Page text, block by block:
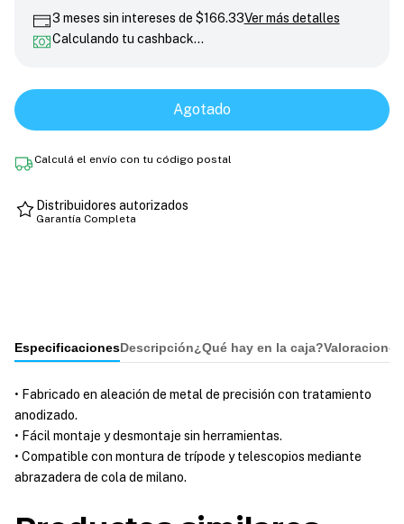
3 meses sin intereses de $166.33Ver más detalles
Calculando tu cashback…
Calculá el envío con tu código postal
Distribuidores autorizados
Garantía Completa
EspecificacionesDescripción¿Qué hay en la caja?
• Fabricado en aleación de metal de precisión con tratamiento
anodizado.
• Fácil montaje y desmontaje sin herramientas.
• Compatible con montura de trípode y telescopios mediante
abrazadera de cola de milano.